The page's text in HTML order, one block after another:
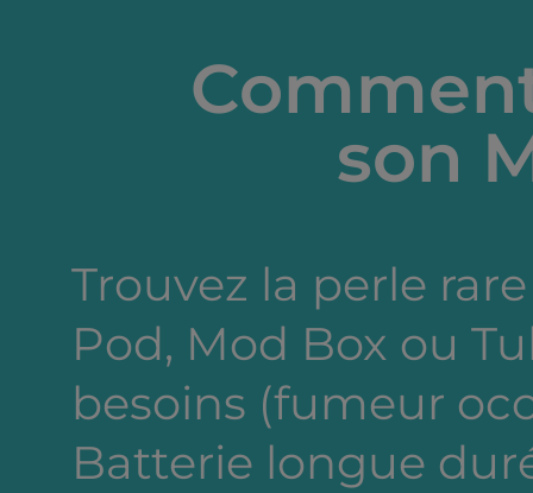
son
Trouvez la perle
Pod, Mod Box ou
besoins (fumeur
Batterie longue